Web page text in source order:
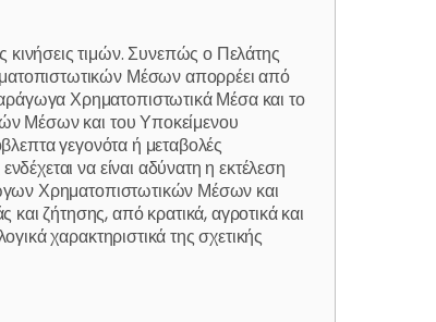
τιμών. Συνεπώς ο Πελάτης
Μέσων απορρέει από
Χρηματοπιστωτικά Μέσα και το
Μέσων και του Υποκείμενου
γεγονότα ή μεταβολές
να είναι αδύνατη η εκτέλεση
Χρηματοπιστωτικών Μέσων και
ζήτησης, από κρατικά, αγροτικά και
χαρακτηριστικά της σχετικής